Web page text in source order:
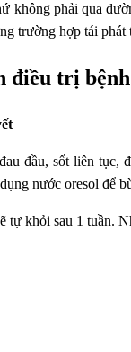
không phải qua
trường hợp tái phát
điều trị
đầu, sốt liên tục,
nước oresol để
tự khỏi sau 1 tuần.